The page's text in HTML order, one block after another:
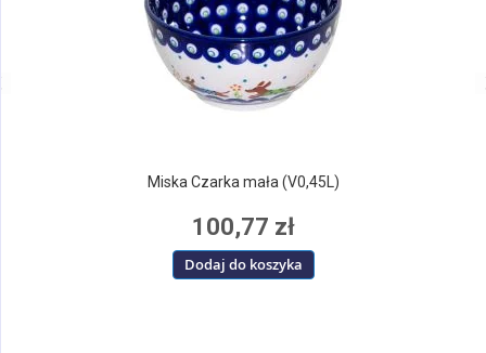
Miska Czarka mała (V0,45L)
100,77 zł
Dodaj do koszyka